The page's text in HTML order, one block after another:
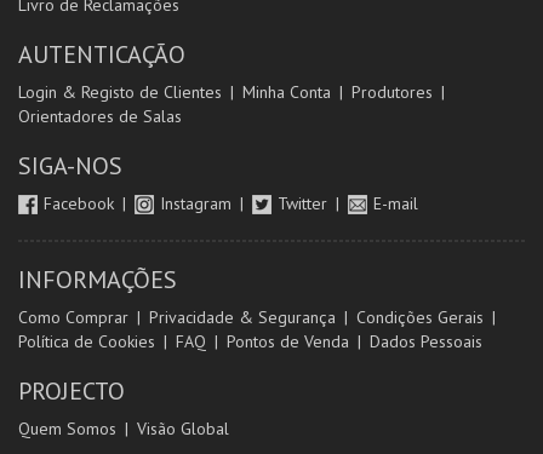
Livro de Reclamações
AUTENTICAÇÃO
Login & Registo de Clientes Minha Conta
Produtores
Orientadores de Salas
SIGA-NOS
Facebook Instagram Twitter E-mail
INFORMAÇÕES
Como Comprar Privacidade & Segurança
Condições Gerais
Política de Cookies
FAQ Pontos de Venda Dados Pessoais
PROJECTO
Quem Somos Visão Global